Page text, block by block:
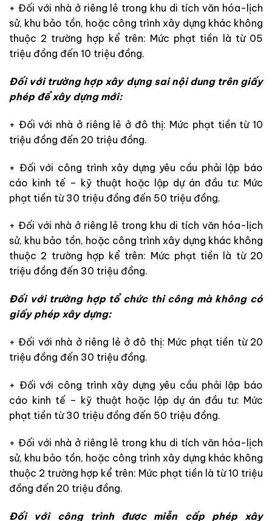
+ Đối với nhà ở riêng lẻ trong khu di tích văn hóa-lịch
sử, khu bảo tồn, hoặc công trình xây dựng khác không
thuộc 2 trường hợp kể trên: Mức phạt tiền là từ 05
triệu đồng đến 10 triệu đồng.
Đối với trường hợp xây dựng sai nội dung trên giấy
phép để xây dựng mới:
+ Đối với nhà ở riêng lẻ ở đô thị: Mức phạt tiền từ 10
triệu đồng đến 20 triệu đồng.
+ Đối với công trình xây dựng yêu cầu phải lập báo
cáo kinh tế – kỹ thuật hoặc lập dự án đầu tư: Mức
phạt tiền từ 30 triệu đồng đến 50 triệu đồng.
+ Đối với nhà ở riêng lẻ trong khu di tích văn hóa-lịch
sử, khu bảo tồn, hoặc công trình xây dựng khác không
thuộc 2 trường hợp kể trên: Mức phạt tiền là từ 20
triệu đồng đến 30 triệu đồng.
Đối với trường hợp tổ chức thi công mà không có
giấy phép xây dựng:
+ Đối với nhà ở riêng lẻ ở đô thị: Mức phạt tiền từ 20
triệu đồng đến 30 triệu đồng.
+ Đối với công trình xây dựng yêu cầu phải lập báo
cáo kinh tế – kỹ thuật hoặc lập dự án đầu tư: Mức
phạt tiền từ 30 triệu đồng đến 50 triệu đồng.
+ Đối với nhà ở riêng lẻ trong khu di tích văn hóa-lịch
sử, khu bảo tồn, hoặc công trình xây dựng khác không
thuộc 2 trường hợp kể trên: Mức phạt tiền là từ 10 triệu
đồng đến 20 triệu đồng.
Đối với công trình được miễn cấp phép xây